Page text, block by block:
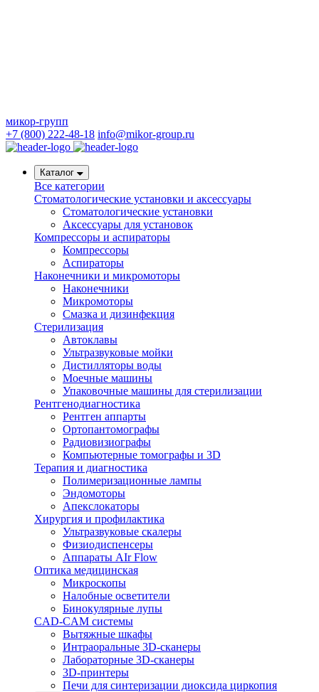
микор-групп
+7 (800) 222-48-18 info@mikor-group.ru
Каталог
Все категории
Стоматологические установки и аксессуары
Стоматологические установки
Аксессуары для установок
Компрессоры и аспираторы
Компрессоры
Аспираторы
Наконечники и микромоторы
Наконечники
Микромоторы
Смазка и дизинфекция
Стерилизация
Автоклавы
Ультразвуковые мойки
Дистилляторы воды
Моечные машины
Упаковочные машины для стерилизации
Рентгенодиагностика
Рентген аппарты
Ортопантомографы
Радиовизиографы
Компьютерные томографы и 3D
Терапия и диагностика
Полимеризационные лампы
Эндомоторы
Апекслокаторы
Хирургия и профилактика
Ультразвуковые скалеры
Физиодиспенсеры
Аппараты AIr Flow
Оптика медицинская
Микроскопы
Налобные осветители
Бинокулярные лупы
CAD-CAM системы
Вытяжные шкафы
Интраоральные 3D-сканеры
Лабораторные 3D-сканеры
3D-принтеры
Печи для синтеризации диоксида циркопия